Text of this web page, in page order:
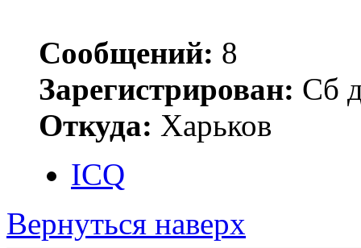
Сообщений: 8
Зарегистрирован: Сб
Откуда: Харьков
ICQ
Вернуться наверх